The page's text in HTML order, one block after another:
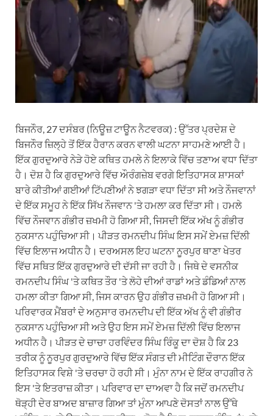
ਬਿਜਨੌਰ, 27 ਦਸੰਬਰ (ਨਿਊਜ਼ ਟਾਊਨ ਨੈਟਵਰਕ) : ਉੱਤਰ ਪ੍ਰਦੇਸ਼ ਦੇ
ਬਿਜਨੌਰ ਜ਼ਿਲ੍ਹੇ ਤੋਂ ਇੱਕ ਹੈਰਾਨ ਕਰਨ ਵਾਲੀ ਘਟਨਾ ਸਾਹਮਣੇ ਆਈ ਹੈ।
ਇੱਕ ਗੁਰਦੁਆਰੇ ਨੇੜੇ ਹੋਏ ਕਥਿਤ ਹਮਲੇ ਨੇ ਇਲਾਕੇ ਵਿੱਚ ਤਣਾਅ ਵਧਾ ਦਿੱਤਾ
ਹੈ। ਦੋਸ਼ ਹੈ ਕਿ ਗੁਰਦੁਆਰੇ ਵਿੱਚ ਔਰੰਗਜ਼ੇਬ ਵਰਗੇ ਇਤਿਹਾਸਕ ਸ਼ਾਸਕਾਂ
ਬਾਰੇ ਕੀਤੀਆਂ ਗਈਆਂ ਟਿੱਪਣੀਆਂ ਨੇ ਝਗੜਾ ਵਧਾ ਦਿੱਤਾ ਸੀ ਅਤੇ ਨੌਜਵਾਨਾਂ
ਦੇ ਇੱਕ ਸਮੂਹ ਨੇ ਇੱਕ ਸਿੱਖ ਨੌਜਵਾਨ 'ਤੇ ਹਮਲਾ ਕਰ ਦਿੱਤਾ ਸੀ। ਹਮਲੇ
ਵਿੱਚ ਨੌਜਵਾਨ ਗੰਭੀਰ ਜ਼ਖਮੀ ਹੋ ਗਿਆ ਸੀ, ਜਿਸਦੀ ਇੱਕ ਅੱਖ ਨੂੰ ਗੰਭੀਰ
ਨੁਕਸਾਨ ਪਹੁੰਚਿਆ ਸੀ। ਪੀੜਤ ਰਮਨਦੀਪ ਸਿੰਘ ਇਸ ਸਮੇਂ ਏਮਜ਼ ਦਿੱਲੀ
ਵਿੱਚ ਇਲਾਜ ਅਧੀਨ ਹੈ। ਦਰਅਸਲ ਇਹ ਘਟਨਾ ਨੂਰਪੁਰ ਥਾਣਾ ਖੇਤਰ
ਵਿੱਚ ਸਥਿਤ ਇੱਕ ਗੁਰਦੁਆਰੇ ਦੀ ਦੱਸੀ ਜਾ ਰਹੀ ਹੈ। ਜਿਥੇ ਦੇ ਵਸਨੀਕ
ਰਮਨਦੀਪ ਸਿੰਘ 'ਤੇ ਕਥਿਤ ਤੌਰ 'ਤੇ ਲੋਹੇ ਦੀਆਂ ਰਾਡਾਂ ਅਤੇ ਡੰਡਿਆਂ ਨਾਲ
ਹਮਲਾ ਕੀਤਾ ਗਿਆ ਸੀ, ਜਿਸ ਕਾਰਨ ਉਹ ਗੰਭੀਰ ਜ਼ਖਮੀ ਹੋ ਗਿਆ ਸੀ।
ਪਰਿਵਾਰਕ ਮੈਂਬਰਾਂ ਦੇ ਅਨੁਸਾਰ ਰਮਨਦੀਪ ਦੀ ਇੱਕ ਅੱਖ ਨੂੰ ਵੀ ਗੰਭੀਰ
ਨੁਕਸਾਨ ਪਹੁੰਚਿਆ ਸੀ ਅਤੇ ਉਹ ਇਸ ਸਮੇਂ ਏਮਜ਼ ਦਿੱਲੀ ਵਿੱਚ ਇਲਾਜ
ਅਧੀਨ ਹੈ। ਪੀੜਤ ਦੇ ਚਾਚਾ ਹਰਵਿੰਦਰ ਸਿੰਘ ਰਿੰਕੂ ਦਾ ਦੋਸ਼ ਹੈ ਕਿ 23
ਤਰੀਕ ਨੂੰ ਨੂਰਪੁਰ ਗੁਰਦੁਆਰੇ ਵਿੱਚ ਇੱਕ ਸੰਗਤ ਦੀ ਮੀਟਿੰਗ ਦੌਰਾਨ ਇੱਕ
ਇਤਿਹਾਸਕ ਵਿਸ਼ੇ 'ਤੇ ਚਰਚਾ ਹੋ ਰਹੀ ਸੀ। ਮੁੰਨਾ ਨਾਮ ਦੇ ਇੱਕ ਰਾਹਗੀਰ ਨੇ
ਇਸ 'ਤੇ ਇਤਰਾਜ਼ ਕੀਤਾ। ਪਰਿਵਾਰ ਦਾ ਦਾਅਵਾ ਹੈ ਕਿ ਜਦੋਂ ਰਮਨਦੀਪ
ਥੋੜ੍ਹੀ ਦੇਰ ਬਾਅਦ ਬਾਜ਼ਾਰ ਗਿਆ ਤਾਂ ਮੁੰਨਾ ਆਪਣੇ ਦੋਸਤਾਂ ਨਾਲ ਉੱਥੇ